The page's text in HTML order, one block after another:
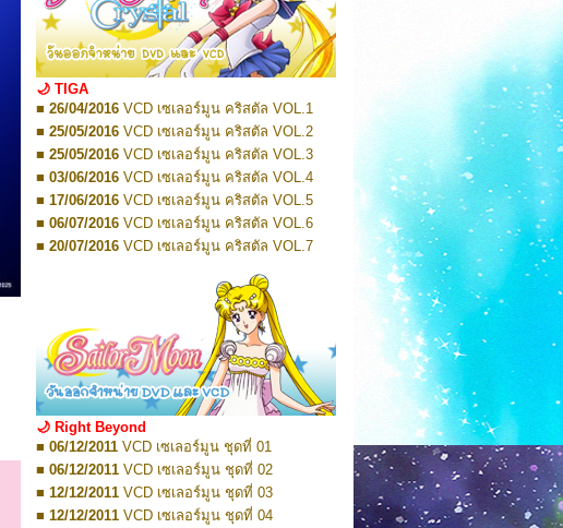
■ 01/2022Pretty Guardian Sailor Moon Eternal
Edition 1
■ 01/2022Pretty Guardian Sailor Moon Eternal
Edition 2
■ 03/2022Pretty Guardian Sailor Moon Eternal
Edition 3
■ 03/2022Pretty Guardian Sailor Moon Eternal
Edition 4
■ 07/2022Pretty Guardian Sailor Moon Eternal
Edition 5
■ 07/2022Pretty Guardian Sailor Moon Eternal
Edition 6
Pretty Guardian Sailor Moon Eternal
Edition 7
■ 01/2023Pretty Guardian Sailor Moon Eternal
Pretty Guardian Sailor Moon Eternal
Pretty Guardian Sailor Moon Eternal
Edition 10
■ TBA 2026Code Name: Sailor V 1
■ TBA 2026Code Name: Sailor V 2
🌙 TIGA
■ 26/04/2016 VCD เซเลอร์มูน คริสตัล VOL.1
■ 25/05/2016 VCD เซเลอร์มูน คริสตัล VOL.2
■ 25/05/2016 VCD เซเลอร์มูน คริสตัล VOL.3
■ 03/06/2016 VCD เซเลอร์มูน คริสตัล VOL.4
■ 17/06/2016 VCD เซเลอร์มูน คริสตัล VOL.5
■ 06/07/2016 VCD เซเลอร์มูน คริสตัล VOL.6
■ 20/07/2016 VCD เซเลอร์มูน คริสตัล VOL.7
VCD เซเลอร์มูน คริสตัล VOL.9
VCD เซเลอร์มูน คริสตัล VOL.10
■ 10/08/2016
VCD เซเลอร์มูน คริสตัล VOL.11
■ 10/08/2016VCD เซเลอร์มูน คริสตัล VOL.12
■ 17/08/2016VCD เซเลอร์มูน คริสตัล VOL.13
■ 26/05/2016 DVD เซเลอร์มูน คริสตัล VOL.1
■ 08/07/2016DVD เซเลอร์มูน คริสตัล VOL.2
■ 19/08/2016 DVD เซเลอร์มูน คริสตัล VOL.3
■ 08/09/2016 DVD เซเลอร์มูน คริสตัล VOL.4
■ 07/10/2016 DVD เซเลอร์มูน คริสตัล VOL.5
■ 28/10/2016 DVD เซเลอร์มูน คริสตัล VOL.6
🌙 Right Beyond
■ 06/12/2011 VCD เซเลอร์มูน ชุดที่ 01
■ 06/12/2011 VCD เซเลอร์มูน ชุดที่ 02
■ 12/12/2011 VCD เซเลอร์มูน ชุดที่ 03
■ 12/12/2011 VCD เซเลอร์มูน ชุดที่ 04